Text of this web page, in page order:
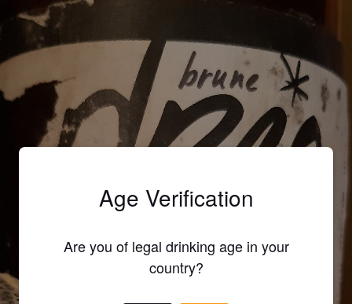
Age Verification
Are you of legal drinking age in your
country?